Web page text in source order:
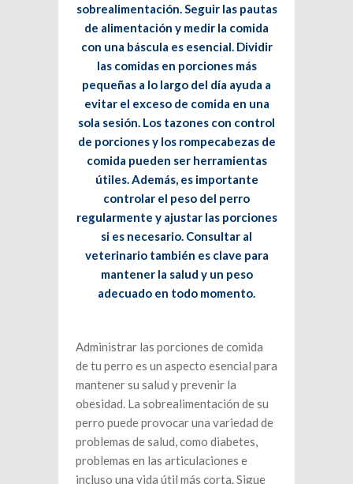
sobrealimentación. Seguir las pautas
de alimentación y medir la comida
con una báscula es esencial. Dividir
las comidas en porciones más
pequeñas a lo largo del día ayuda a
evitar el exceso de comida en una
sola sesión. Los tazones con control
de porciones y los rompecabezas de
comida pueden ser herramientas
útiles. Además, es importante
controlar el peso del perro
regularmente y ajustar las porciones
si es necesario. Consultar al
veterinario también es clave para
mantener la salud y un peso
adecuado en todo momento.
Administrar las porciones de comida
de tu perro es un aspecto esencial para
mantener su salud y prevenir la
obesidad. La sobrealimentación de su
perro puede provocar una variedad de
problemas de salud, como diabetes,
problemas en las articulaciones e
incluso una vida útil más corta. Sigue